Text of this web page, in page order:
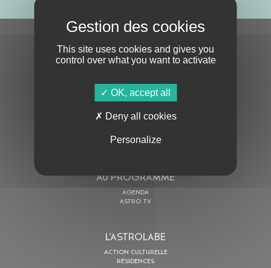
S'ABONNER À LA NEWSLETTER
AU PROGRAMME
AGENDA
ASTRO TV
L’ASTROLABE
ACTION CULTURELLE
RÉSIDENCES
This site uses cookies and gives you
control over what you want to activate
OK, accept all
Deny all cookies
Personalize